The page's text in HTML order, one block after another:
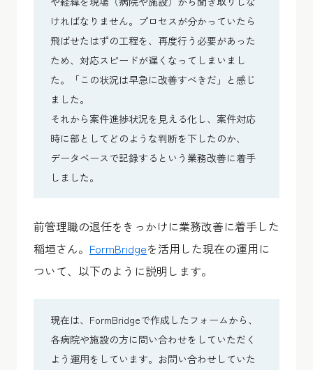
ければなりません。プロセスが分かっていたら
飛ばせたはずの工程を、再度行う必要があった
ため、対応スピードが遅くなってしまいまし
た。「この状況は早急に改善すべきだ」と感じ
ました。
それから案件進捗状況を見える化し、案件対応
時に部としてどのような判断を下したのか、
データベースで記録するという業務改善に着手
しました。
前管理職の退任をきっかけに業務改善に着手した
稲垣さん。 FormBridgeを活用した現在の運用に
ついて、以下のように説明します。
現在は、FormBridgeで作成したフォームから、
各病院や施設の方に問い合わせをしていただく
よう運用をしています。お問い合わせしていた